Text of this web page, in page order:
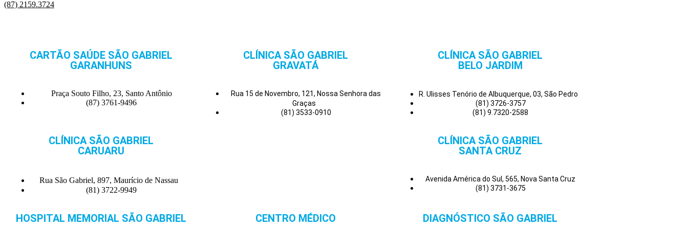
(87) 2159.3724
CARTÃO SAÚDE SÃO GABRIEL
GARANHUNS
Praça Souto Filho, 23, Santo Antônio
(87) 3761-9496
CLÍNICA SÃO GABRIEL
GRAVATÁ
Rua 15 de Novembro, 121, Nossa Senhora das
Graças
(81) 3533-0910
CLÍNICA SÃO GABRIEL
BELO JARDIM
R. Ulisses Tenório de Albuquerque, 03, São Pedro
(81) 3726-3757
(81) 9.7320-2588
CLÍNICA SÃO GABRIEL
CARUARU
Rua São Gabriel, 897, Maurício de Nassau
(81) 3722-9949
CLÍNICA SÃO GABRIEL
SANTA CRUZ
Avenida América do Sul, 565, Nova Santa Cruz
(81) 3731-3675
HOSPITAL MEMORIAL SÃO GABRIEL CENTRO MÉDICO DIAGNÓSTICO SÃO GABRIEL